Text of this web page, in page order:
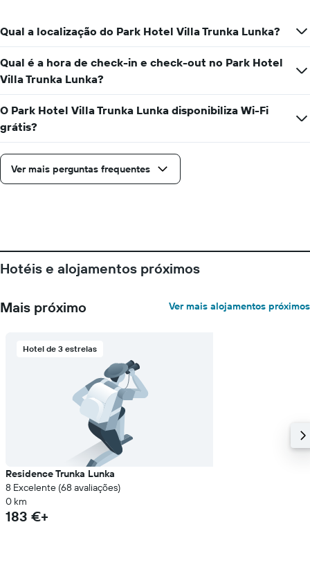
Qual a localização do Park Hotel Villa Trunka Lunka?
Qual é a hora de check-in e check-out no Park Hotel
Villa Trunka Lunka?
O Park Hotel Villa Trunka Lunka disponibiliza Wi-Fi
grátis?
Ver mais perguntas frequentes
Hotéis e alojamentos próximos
Mais próximo Ver mais alojamentos próximos
Hotel de 3 estrelas
Residence Trunka Lunka
8 Excelente (68 avaliações)
0 km
183 €+